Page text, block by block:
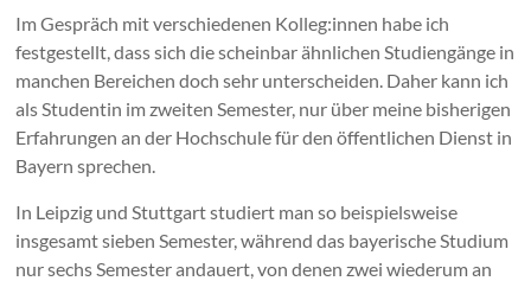
Im Gespräch mit verschiedenen Kolleg:innen habe ich
festgestellt, dass sich die scheinbar ähnlichen Studiengänge in
manchen Bereichen doch sehr unterscheiden. Daher kann ich
als Studentin im zweiten Semester, nur über meine bisherigen
Erfahrungen an der Hochschule für den öffentlichen Dienst in
Bayern sprechen.
In Leipzig und Stuttgart studiert man so beispielsweise
insgesamt sieben Semester, während das bayerische Studium
nur sechs Semester andauert, von denen zwei wiederum an